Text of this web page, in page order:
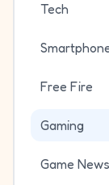
Tech
Free Fire
Gaming
Game News